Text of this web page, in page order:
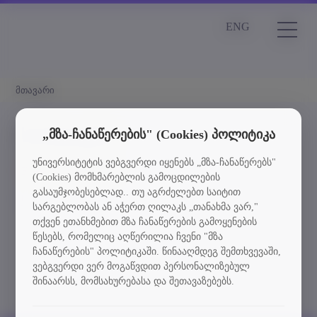
ENG
მთავარი
სიახლეები
Element is not found
სიახლეებში დაბრუნება
„მზა-ჩანაწერების" (Cookies) პოლიტიკა
უნივერსიტეტის ვებგვერდი იყენებს „მზა-ჩანაწერებს"
(Cookies) მომხმარებლის გამოცდილების
გასაუმჯობესებლად.. თუ აგრძელებთ საიტით
სარგებლობას ან აჭერთ ღილაკს „თანახმა ვარ,"
თქვენ ეთანხმებით მზა ჩანაწერების გამოყენების
წესებს, რომელიც აღწერილია ჩვენი "მზა
ჩანაწერების" პოლიტიკაში. წინააღმდეგ შემთხვევაში,
ვებგვერდი ვერ მოგაწვდით პერსონალიზებულ
შინაარსს, მომსახურებასა და შეთავაზებებს.